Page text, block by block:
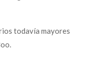
todavía mayores